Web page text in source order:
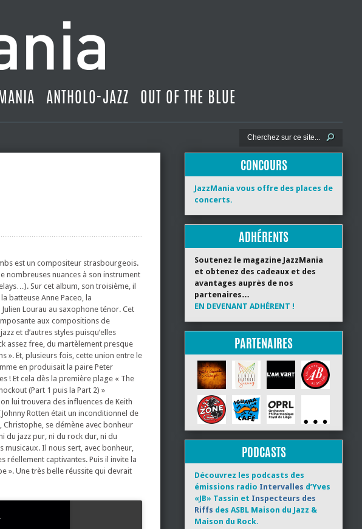
ANTHOLO-JAZZ OUT OF THE BLUE
est un compositeur strasbourgeois.
nombreuses nuances à son instrument
Sur cet album, son troisième, il
batteuse Anne Paceo, la
Lourau au saxophone ténor. Cet
aux compositions de
et d’autres styles puisqu’elles
assez free, du martèlement presque
». Et, plusieurs fois, cette union entre le
en produisait la paire Peter
! Et cela dès la première plage « The
(Part 1 puis la Part 2) »
lui trouvera des influences de Keith
Rotten était un inconditionnel de
Christophe, se démène avec bonheur
du jazz pur, ni du rock dur, ni du
musicaux. Il nous sert, avec bonheur,
réellement captivantes. Puis il invite la
». Une très belle réussite qui devrait
CONCOURS
JazzMania vous offre des places de
concerts.
ADHÉRENTS
Soutenez le magazine JazzMania
et obtenez des cadeaux et des
avantages auprès de nos
partenaires…
EN DEVENANT ADHÉRENT !
PARTENAIRES
PODCASTS
Découvrez les podcasts des
émissions radio Intervalles d’Yves
«JB» Tassin et Inspecteurs des
Riffs des ASBL Maison du Jazz &
Maison du Rock.